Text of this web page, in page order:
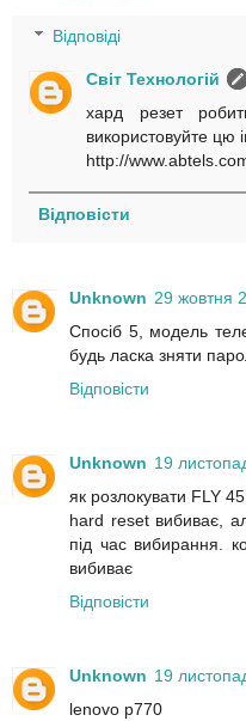
Відповіді
Світ Технологій
хард резет
використовуйте цю
http://
Відповісти
Unknown 29 жовтня
Спосіб 5, модель
будь ласка зняти
Відповісти
Unknown 19
як розлокувати FLY
hard reset вибиває,
під час вибирання.
вибиває
Відповісти
Unknown 19
lenovo p770